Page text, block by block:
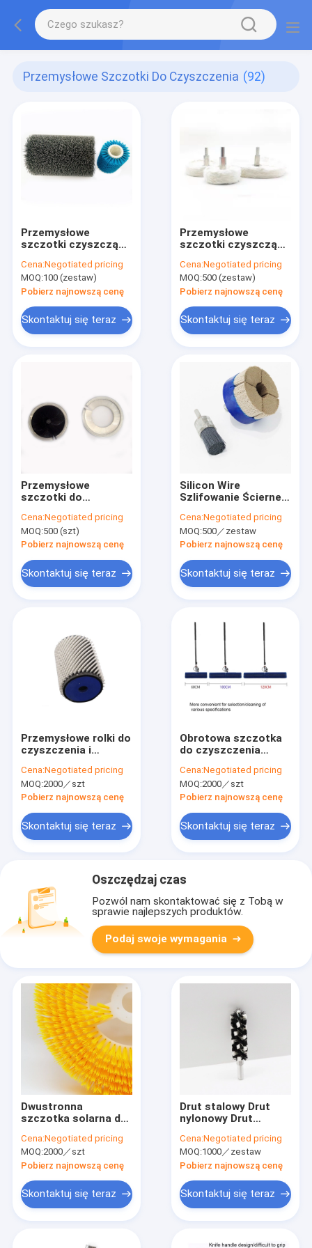
Przemysłowe Szczotki Do Czyszczenia (92)
Przemysłowe
szczotki czyszczące
Cena:Negotiated pricing
MOQ:100 (zestaw)
Pobierz najnowszą cenę
Skontaktuj się teraz
Przemysłowe
szczotki czyszczące
Cena:Negotiated pricing
MOQ:500 (zestaw)
Pobierz najnowszą cenę
Skontaktuj się teraz
Przemysłowe
szczotki do
z mosiądzu
Cena:Negotiated pricing
MOQ:500 (szt)
Pobierz najnowszą cenę
Skontaktuj się teraz
Silicon Wire
Szlifowanie Ścierne
Szczotki
Czyszczące Typ
Dysku
Cena:Negotiated pricing
MOQ:500／zestaw
Pobierz najnowszą cenę
Skontaktuj się teraz
Przemysłowe rolki do
czyszczenia i
Różne kształty
Wsparcie
Dostosowane
Cena:Negotiated pricing
MOQ:2000／szt
Pobierz najnowszą cenę
Skontaktuj się teraz
Obrotowa szczotka
do czyszczenia
fotowoltaicznych
Materiał nylonowy
Cena:Negotiated pricing
MOQ:2000／szt
Pobierz najnowszą cenę
Skontaktuj się teraz
Oszczędzaj czas
Pozwól nam skontaktować się z Tobą w
sprawie najlepszych produktów.
Podaj swoje wymagania
Dwustronna
szczotka solarna do
elektrycznych
modułów
fotowoltaicznych
Cena:Negotiated pricing
MOQ:2000／szt
Pobierz najnowszą cenę
Skontaktuj się teraz
Drut stalowy Drut
nylonowy Drut
krzemu Twisted
Tube Brush OEM
Cena:Negotiated pricing
MOQ:1000／zestaw
Pobierz najnowszą cenę
Skontaktuj się teraz